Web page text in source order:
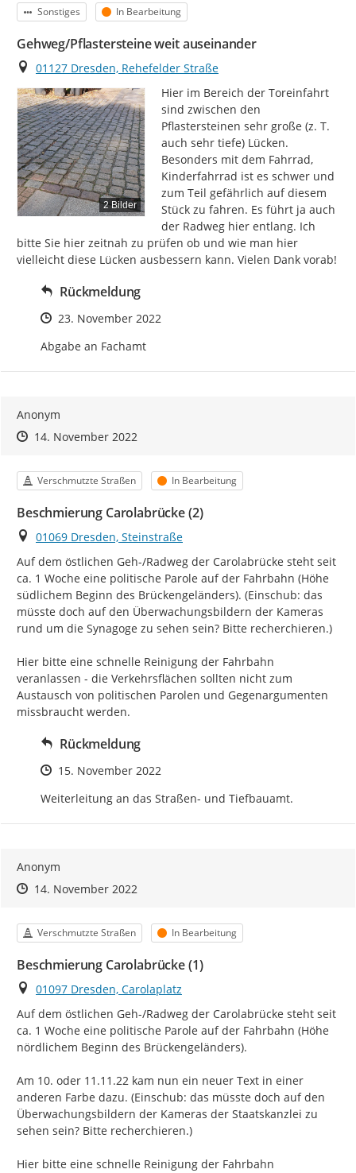
Kategorie
Sonstiges Status
In Bearbeitung
Gehweg/Pflastersteine weit auseinander
Ort
01127 Dresden, Rehefelder Straße
2 Bilder
Hier im Bereich der Toreinfahrt
sind zwischen den
Pflastersteinen sehr große (z. T.
auch sehr tiefe) Lücken.
Besonders mit dem Fahrrad,
Kinderfahrrad ist es schwer und
zum Teil gefährlich auf diesem
Stück zu fahren. Es führt ja auch
der Radweg hier entlang. Ich
bitte Sie hier zeitnah zu prüfen ob und wie man hier
vielleicht diese Lücken ausbessern kann. Vielen Dank vorab!
Rückmeldung
Zeitpunkt des Erstellens
23. November 2022
Abgabe an Fachamt
Anonym
Zeitpunkt des Erstellens
Zeitpunkt des Erstellens
14. November 2022Zur Äußerung
Kategorie
Verschmutzte Straßen Status
In Bearbeitung
Beschmierung Carolabrücke (2)
Ort
01069 Dresden, Steinstraße
Auf dem östlichen Geh-/Radweg der Carolabrücke steht seit
ca. 1 Woche eine politische Parole auf der Fahrbahn (Höhe
südlichem Beginn des Brückengeländers). (Einschub: das
müsste doch auf den Überwachungsbildern der Kameras
rund um die Synagoge zu sehen sein? Bitte recherchieren.)
Hier bitte eine schnelle Reinigung der Fahrbahn
veranlassen - die Verkehrsflächen sollten nicht zum
Austausch von politischen Parolen und Gegenargumenten
missbraucht werden.
Rückmeldung
Zeitpunkt des Erstellens
15. November 2022
Weiterleitung an das Straßen- und Tiefbauamt.
Anonym
Zeitpunkt des Erstellens
Zeitpunkt des Erstellens
14. November 2022Zur Äußerung
Kategorie
Verschmutzte Straßen Status
In Bearbeitung
Beschmierung Carolabrücke (1)
Ort
01097 Dresden, Carolaplatz
Auf dem östlichen Geh-/Radweg der Carolabrücke steht seit
ca. 1 Woche eine politische Parole auf der Fahrbahn (Höhe
nördlichem Beginn des Brückengeländers).
Am 10. oder 11.11.22 kam nun ein neuer Text in einer
anderen Farbe dazu. (Einschub: das müsste doch auf den
Überwachungsbildern der Kameras der Staatskanzlei zu
sehen sein? Bitte recherchieren.)
Hier bitte eine schnelle Reinigung der Fahrbahn